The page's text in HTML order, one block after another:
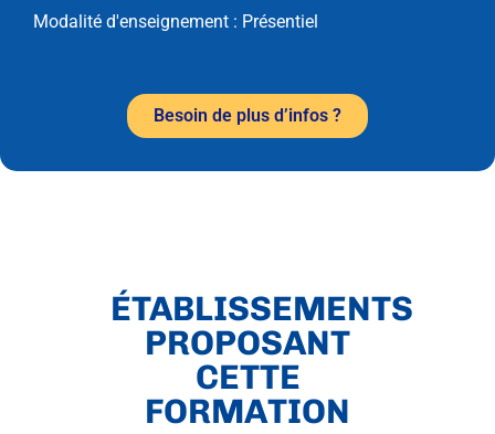
Modalité d'enseignement : Présentiel
Besoin de plus d’infos ?
ÉTABLISSEMENTS
PROPOSANT
CETTE
FORMATION